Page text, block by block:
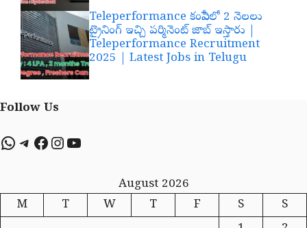
Teleperformance కంపెనీలో 2 నెలలు
ట్రైనింగ్ ఇచ్చి పర్మినెంట్ జాబ్ ఇస్తారు |
Teleperformance Recruitment
2025 | Latest Jobs in Telugu
Follow Us
WhatsApp
Telegram
Facebook
Instagram
YouTube
August 2026
M
T W T F S
S